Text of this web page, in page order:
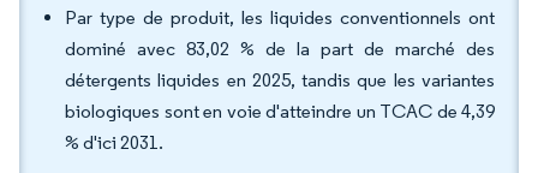
Par type de produit, les liquides conventionnels ont
dominé avec 83,02 % de la part de marché des
détergents liquides en 2025, tandis que les variantes
biologiques sont en voie d'atteindre un TCAC de 4,39
% d'ici 2031.